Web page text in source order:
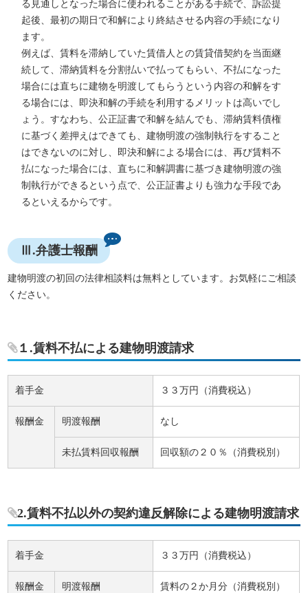
る見通しとなった場合に使われることがある手続で、訴訟提
起後、最初の期日で和解により終結させる内容の手続になり
ます。
例えば、賃料を滞納していた賃借人との賃貸借契約を当面継
続して、滞納賃料を分割払いで払ってもらい、不払になった
場合には直ちに建物を明渡してもらうという内容の和解をす
る場合には、即決和解の手続を利用するメリットは高いでし
ょう。すなわち、公正証書で和解を結んでも、滞納賃料債権
に基づく差押えはできても、建物明渡の強制執行をすること
はできないのに対し、即決和解による場合には、再び賃料不
払になった場合には、直ちに和解調書に基づき建物明渡の強
制執行ができるという点で、公正証書よりも強力な手段であ
るといえるからです。
Ⅲ.弁護士報酬
建物明渡の初回の法律相談料は無料としています。お気軽にご相談
ください。
１.賃料不払による建物明渡請求
着手金 ３３万円（消費税込）
報酬金 明渡報酬 なし
未払賃料回収報酬 回収額の２０％（消費税別）
2.賃料不払以外の契約違反解除による建物明渡請求
着手金 ３３万円（消費税込）
報酬金 明渡報酬
賃料の２か月分（消費税別）